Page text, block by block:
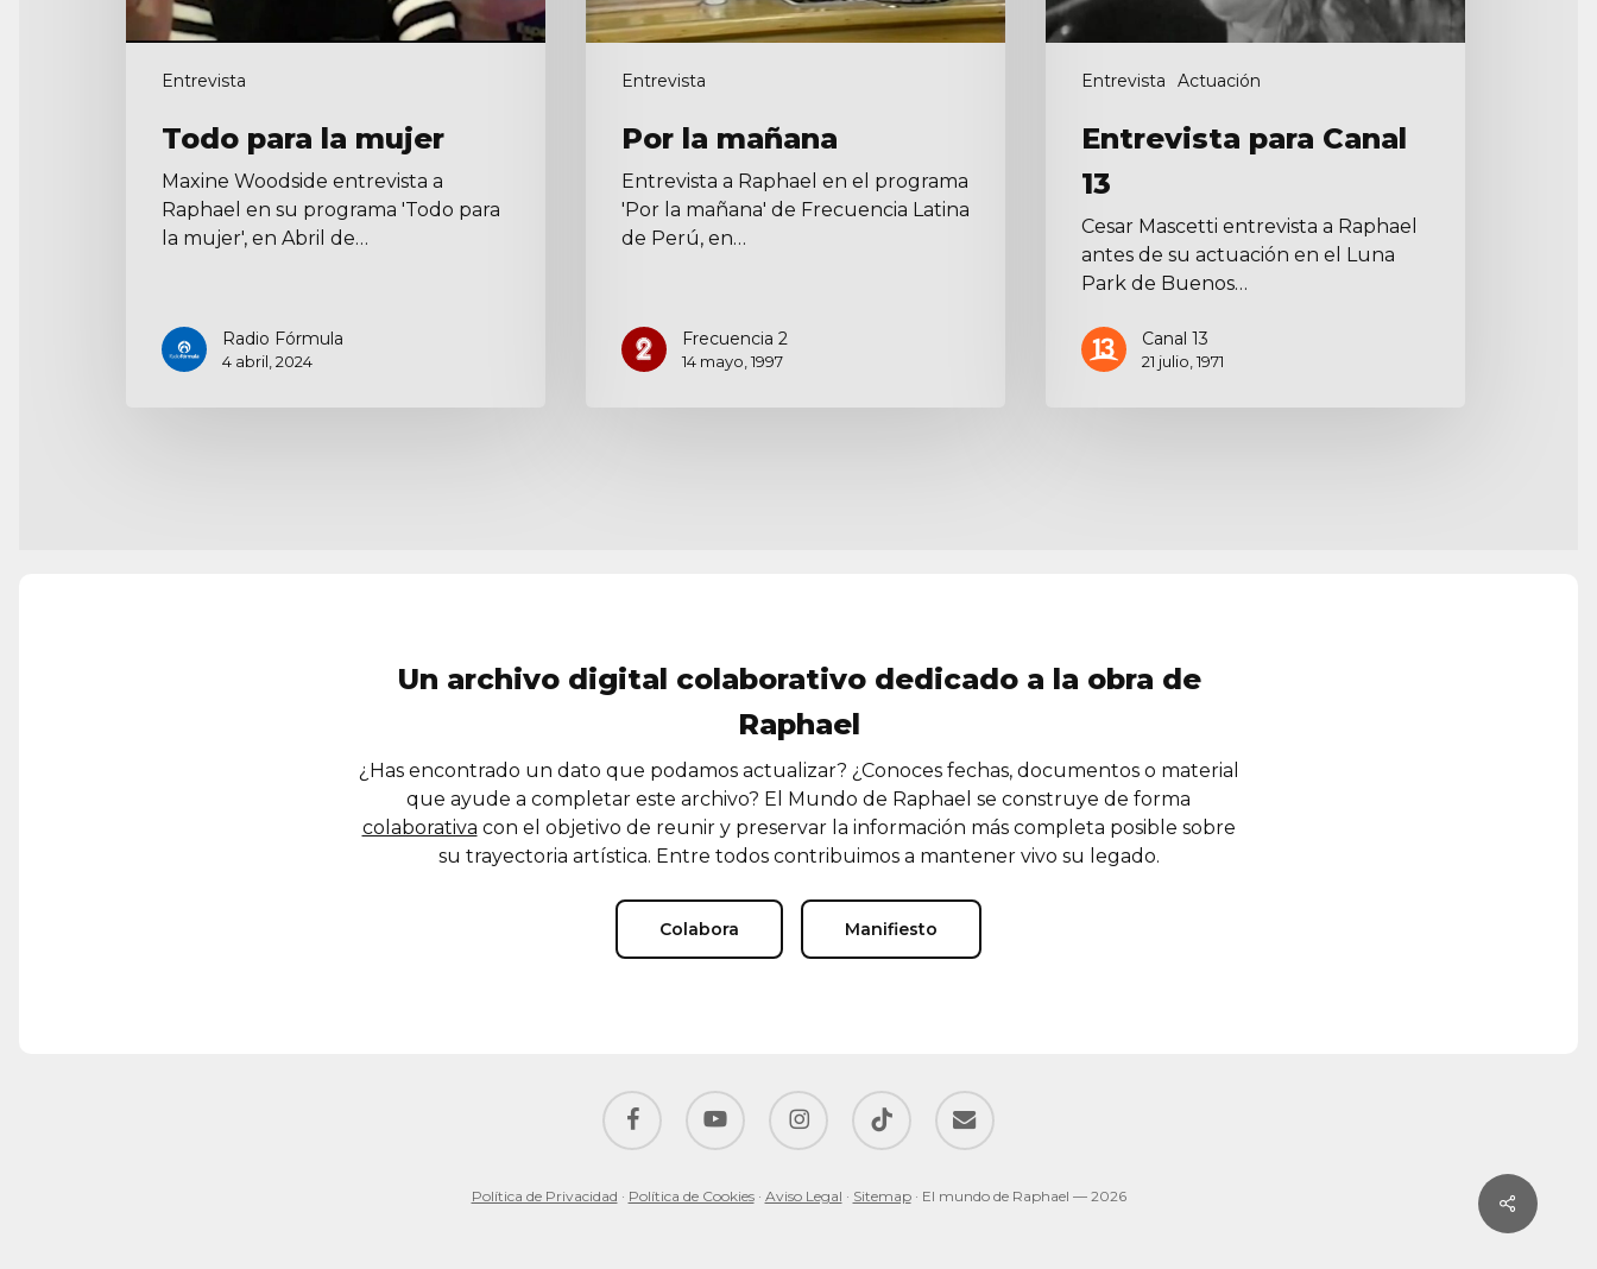
Entrevista
Todo para la mujer
Maxine Woodside entrevista a
Raphael en su programa 'Todo para
la mujer', en Abril de…
Radio Fórmula
4 abril, 2024
Entrevista
Por la mañana
Entrevista a Raphael en el programa
'Por la mañana' de Frecuencia Latina
de Perú, en…
Frecuencia 2
14 mayo, 1997
Entrevista Actuación
Entrevista para Canal
13
Cesar Mascetti entrevista a Raphael
antes de su actuación en el Luna
Park de Buenos…
Canal 13
21 julio, 1971
Share
Un archivo digital colaborativo dedicado a la obra de
Raphael
¿Has encontrado un dato que podamos actualizar? ¿Conoces fechas, documentos o material
que ayude a completar este archivo? El Mundo de Raphael se construye de forma
colaborativa con el objetivo de reunir y preservar la información más completa posible sobre
su trayectoria artística. Entre todos contribuimos a mantener vivo su legado.
Colabora Manifiesto
facebook youtube instagram tiktok email
Política de Privacidad · Política de Cookies· Aviso Legal · Sitemap· El mundo de Raphael — 2026